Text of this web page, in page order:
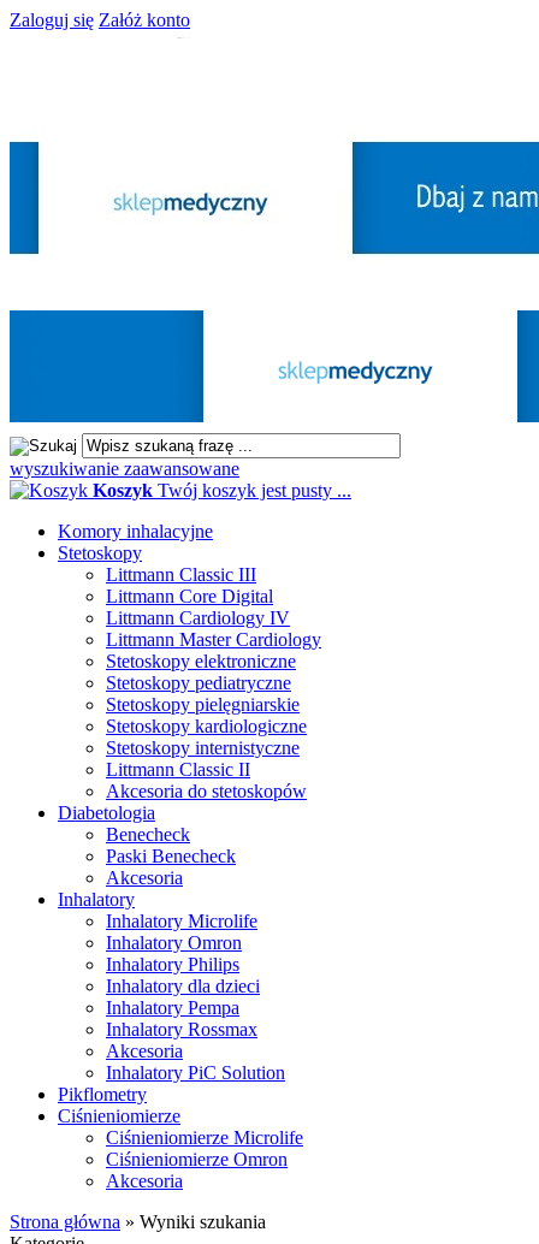
Zaloguj się Załóż konto
wyszukiwanie zaawansowane
Koszyk Twój koszyk jest pusty ...
Komory inhalacyjne
Stetoskopy
Littmann Classic III
Littmann Core Digital
Littmann Cardiology IV
Littmann Master Cardiology
Stetoskopy elektroniczne
Stetoskopy pediatryczne
Stetoskopy pielęgniarskie
Stetoskopy kardiologiczne
Stetoskopy internistyczne
Littmann Classic II
Akcesoria do stetoskopów
Diabetologia
Benecheck
Paski Benecheck
Akcesoria
Inhalatory
Inhalatory Microlife
Inhalatory Omron
Inhalatory Philips
Inhalatory dla dzieci
Inhalatory Pempa
Inhalatory Rossmax
Akcesoria
Inhalatory PiC Solution
Pikflometry
Ciśnieniomierze
Ciśnieniomierze Microlife
Ciśnieniomierze Omron
Akcesoria
Strona główna » Wyniki szukania